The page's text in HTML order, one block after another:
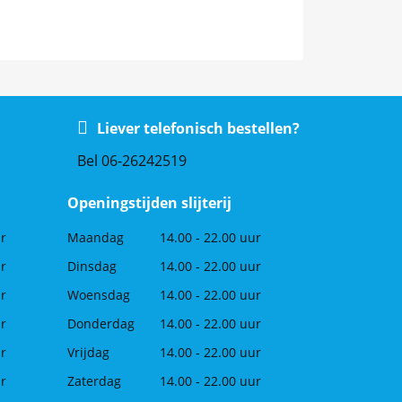
Liever telefonisch bestellen?
Bel 06-26242519
Openingstijden slijterij
Maandag
14.00 - 22.00 uur
Dinsdag
14.00 - 22.00 uur
Woensdag
14.00 - 22.00 uur
Donderdag
14.00 - 22.00 uur
Vrijdag
14.00 - 22.00 uur
Zaterdag
14.00 - 22.00 uur